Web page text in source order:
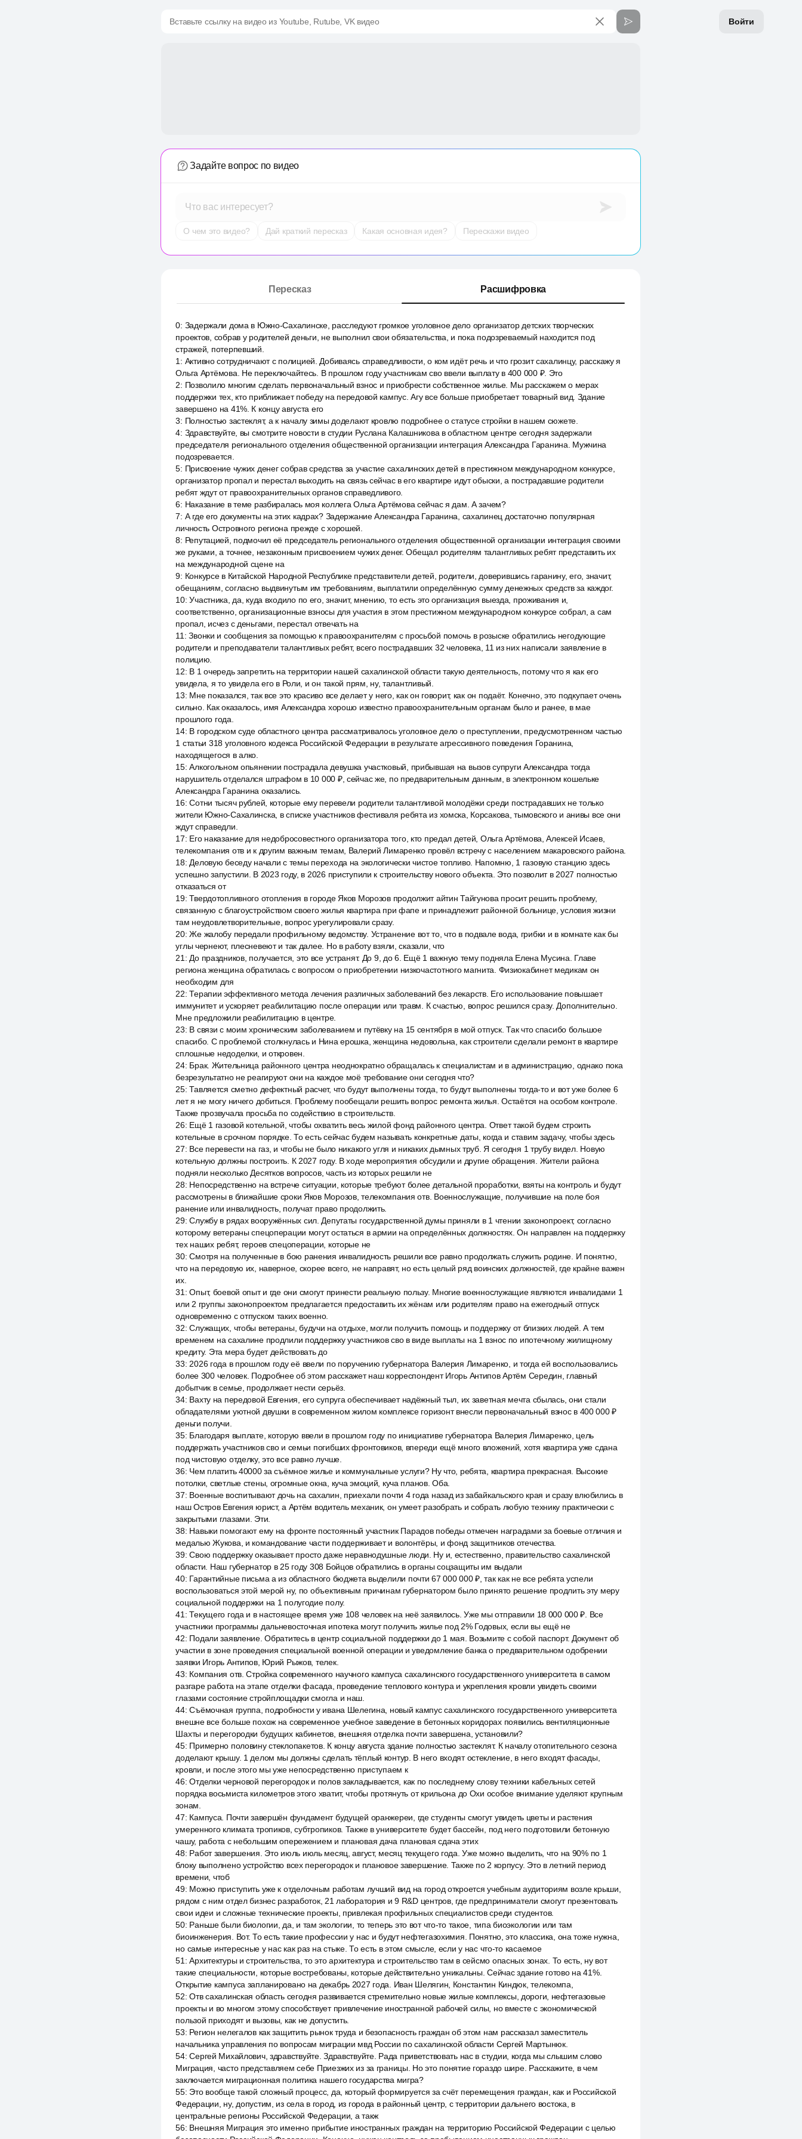
Войти
Вставьте ссылку на видео из Youtube, Rutube, VK видео
Задайте вопрос по видео
Что вас интересует?
О чем это видео? Дай краткий пересказ Какая основная идея? Перескажи видео
Пересказ Расшифровка
0: Задержали дома в Южно-Сахалинске, расследуют громкое уголовное дело организатор детских творческих
проектов, собрав у родителей деньги, не выполнил свои обязательства, и пока подозреваемый находится под
стражей, потерпевший.
1 : Активно сотрудничают с полицией. Добиваясь справедливости, о ком идёт речь и что грозит сахалинцу, расскажу я
Ольга Артёмова. Не переключайтесь. В прошлом году участникам сво ввели выплату в 400 000 ₽. Это
2: Позволило многим сделать первоначальный взнос и приобрести собственное жилье. Мы расскажем о мерах
поддержки тех, кто приближает победу на передовой кампус. Агу все больше приобретает товарный вид. Здание
завершено на 41%. К концу августа его
3: Полностью застеклят, а к началу зимы доделают кровлю подробнее о статусе стройки в нашем сюжете.
4: Здравствуйте, вы смотрите новости в студии Руслана Калашникова в областном центре сегодня задержали
председателя регионального отделения общественной организации интеграция Александра Гаранина. Мужчина
подозревается.
5: Присвоение чужих денег собрав средства за участие сахалинских детей в престижном международном конкурсе,
организатор пропал и перестал выходить на связь сейчас в его квартире идут обыски, а пострадавшие родители
ребят ждут от правоохранительных органов справедливого.
6: Наказание в теме разбиралась моя коллега Ольга Артёмова сейчас я дам. А зачем?
7: А где его документы на этих кадрах? Задержание Александра Гаранина, сахалинец достаточно популярная
личность Островного региона прежде с хорошей.
8: Репутацией, подмочил её председатель регионального отделения общественной организации интеграция своими
же руками, а точнее, незаконным присвоением чужих денег. Обещал родителям талантливых ребят представить их
на международной сцене на
9: Конкурсе в Китайской Народной Республике представители детей, родители, доверившись гаранину, его, значит,
обещаниям, согласно выдвинутым им требованиям, выплатили определённую сумму денежных средств за каждог.
10:Участника, да, куда входило по его, значит, мнению, то есть это организация выезда, проживания и,
соответственно, организационные взносы для участия в этом престижном международном конкурсе собрал, а сам
пропал, исчез с деньгами, перестал отвечать на
11 :Звонки и сообщения за помощью к правоохранителям с просьбой помочь в розыске обратились негодующие
родители и преподаватели талантливых ребят, всего пострадавших 32 человека, 11 из них написали заявление в
полицию.
12: В 1 очередь запретить на территории нашей сахалинской области такую деятельность, потому что я как его
увидела, я то увидела его в Роли, и он такой прям, ну, талантливый.
13: Мне показался, так все это красиво все делает у него, как он говорит, как он подаёт. Конечно, это подкупает очень
сильно. Как оказалось, имя Александра хорошо известно правоохранительным органам было и ранее, в мае
прошлого года.
14: В городском суде областного центра рассматривалось уголовное дело о преступлении, предусмотренном частью
1 статьи 318 уголовного кодекса Российской Федерации в результате агрессивного поведения Горанина,
находящегося в алко.
15:Алкогольном опьянении пострадала девушка участковый, прибывшая на вызов супруги Александра тогда
нарушитель отделался штрафом в 10 000 ₽, сейчас же, по предварительным данным, в электронном кошельке
Александра Гаранина оказались.
16:Сотни тысяч рублей, которые ему перевели родители талантливой молодёжи среди пострадавших не только
жители Южно-Сахалинска, в списке участников фестиваля ребята из хомска, Корсакова, тымовского и анивы все они
ждут справедли.
17: Его наказание для недобросовестного организатора того, кто предал детей, Ольга Артёмова, Алексей Исаев,
телекомпания отв и к другим важным темам, Валерий Лимаренко провёл встречу с населением макаровского района.
18: Деловую беседу начали с темы перехода на экологически чистое топливо. Напомню, 1 газовую станцию здесь
успешно запустили. В 2023 году, в 2026 приступили к строительству нового объекта. Это позволит в 2027 полностью
отказаться от
19:Твердотопливного отопления в городе Яков Морозов продолжит айтин Тайгунова просит решить проблему,
связанную с благоустройством своего жилья квартира при фапе и принадлежит районной больнице, условия жизни
там неудовлетворительные, вопрос урегулировали сразу.
20:Же жалобу передали профильному ведомству. Устранение вот то, что в подвале вода, грибки и в комнате как бы
углы чернеют, плесневеют и так далее. Но в работу взяли, сказали, что
21 : До праздников, получается, это все устранят. До 9, до 6. Ещё 1 важную тему подняла Елена Мусина. Главе
региона женщина обратилась с вопросом о приобретении низкочастотного магнита. Физиокабинет медикам он
необходим для
22:Терапии эффективного метода лечения различных заболеваний без лекарств. Его использование повышает
иммунитет и ускоряет реабилитацию после операции или травм. К счастью, вопрос решился сразу. Дополнительно.
Мне предложили реабилитацию в центре.
23: В связи с моим хроническим заболеванием и путёвку на 15 сентября в мой отпуск. Так что спасибо большое
спасибо. С проблемой столкнулась и Нина ерошка, женщина недовольна, как строители сделали ремонт в квартире
сплошные недоделки, и откровен.
24: Брак. Жительница районного центра неоднократно обращалась к специалистам и в администрацию, однако пока
безрезультатно не реагируют они на каждое моё требование они сегодня что?
25:Тавляется сметно дефектный расчет, что будут выполнены тогда, то будут выполнены тогда-то и вот уже более 6
лет я не могу ничего добиться. Проблему пообещали решить вопрос ремонта жилья. Остаётся на особом контроле.
Также прозвучала просьба по содействию в строительств.
26: Ещё 1 газовой котельной, чтобы охватить весь жилой фонд районного центра. Ответ такой будем строить
котельные в срочном порядке. То есть сейчас будем называть конкретные даты, когда и ставим задачу, чтобы здесь
27: Все перевести на газ, и чтобы не было никакого угля и никаких дымных труб. Я сегодня 1 трубу видел. Новую
котельную должны построить. К 2027 году. В ходе мероприятия обсудили и другие обращения. Жители района
подняли несколько Десятков вопросов, часть из которых решили не
28: Непосредственно на встрече ситуации, которые требуют более детальной проработки, взяты на контроль и будут
рассмотрены в ближайшие сроки Яков Морозов, телекомпания отв. Военнослужащие, получившие на поле боя
ранение или инвалидность, получат право продолжить.
29:Службу в рядах вооружённых сил. Депутаты государственной думы приняли в 1 чтении законопроект, согласно
которому ветераны спецоперации могут остаться в армии на определённых должностях. Он направлен на поддержку
тех наших ребят, героев спецоперации, которые не
30:Смотря на полученные в бою ранения инвалидность решили все равно продолжать служить родине. И понятно,
что на передовую их, наверное, скорее всего, не направят, но есть целый ряд воинских должностей, где крайне важен
их.
31 :Опыт, боевой опыт и где они смогут принести реальную пользу. Многие военнослужащие являются инвалидами 1
или 2 группы законопроектом предлагается предоставить их жёнам или родителям право на ежегодный отпуск
одновременно с отпуском таких военно.
32:Служащих, чтобы ветераны, будучи на отдыхе, могли получить помощь и поддержку от близких людей. А тем
временем на сахалине продлили поддержку участников сво в виде выплаты на 1 взнос по ипотечному жилищному
кредиту. Эта мера будет действовать до
33: 2026 года в прошлом году её ввели по поручению губернатора Валерия Лимаренко, и тогда ей воспользовались
более 300 человек. Подробнее об этом расскажет наш корреспондент Игорь Антипов Артём Середин, главный
добытчик в семье, продолжает нести серьёз.
34: Вахту на передовой Евгения, его супруга обеспечивает надёжный тыл, их заветная мечта сбылась, они стали
обладателями уютной двушки в современном жилом комплексе горизонт внесли первоначальный взнос в 400 000 ₽
деньги получи.
35: Благодаря выплате, которую ввели в прошлом году по инициативе губернатора Валерия Лимаренко, цель
поддержать участников сво и семьи погибших фронтовиков, впереди ещё много вложений, хотя квартира уже сдана
под чистовую отделку, это все равно лучше.
36: Чем платить 40000 за съёмное жилье и коммунальные услуги? Ну что, ребята, квартира прекрасная. Высокие
потолки, светлые стены, огромные окна, куча эмоций, куча планов. Оба.
37: Военные воспитывают дочь на сахалин, приехали почти 4 года назад из забайкальского края и сразу влюбились в
наш Остров Евгения юрист, а Артём водитель механик, он умеет разобрать и собрать любую технику практически с
закрытыми глазами. Эти.
38: Навыки помогают ему на фронте постоянный участник Парадов победы отмечен наградами за боевые отличия и
медалью Жукова, и командование части поддерживает и волонтёры, и фонд защитников отечества.
39:Свою поддержку оказывает просто даже неравнодушные люди. Ну и, естественно, правительство сахалинской
области. Наш губернатор в 25 году 308 Бойцов обратились в органы соцзащиты им выдали
40: Гарантийные письма а из областного бюджета выделили почти 67 000 000 ₽, так как не все ребята успели
воспользоваться этой мерой ну, по объективным причинам губернатором было принято решение продлить эту меру
социальной поддержки на 1 полугодие полу.
41 :Текущего года и в настоящее время уже 108 человек на неё заявилось. Уже мы отправили 18 000 000 ₽. Все
участники программы дальневосточная ипотека могут получить жилье под 2% Годовых, если вы ещё не
42: Подали заявление. Обратитесь в центр социальной поддержки до 1 мая. Возьмите с собой паспорт. Документ об
участии в зоне проведения специальной военной операции и уведомление банка о предварительном одобрении
заявки Игорь Антипов, Юрий Рыжов, телек.
43: Компания отв. Стройка современного научного кампуса сахалинского государственного университета в самом
разгаре работа на этапе отделки фасада, проведение теплового контура и укрепления кровли увидеть своими
глазами состояние стройплощадки смогла и наш.
44:Съёмочная группа, подробности у ивана Шелегина, новый кампус сахалинского государственного университета
внешне все больше похож на современное учебное заведение в бетонных коридорах появились вентиляционные
Шахты и перегородки будущих кабинетов, внешняя отделка почти завершена, установили?
45: Примерно половину стеклопакетов. К концу августа здание полностью застеклят. К началу отопительного сезона
доделают крышу. 1 делом мы должны сделать тёплый контур. В него входят остекление, в него входят фасады,
кровли, и после этого мы уже непосредственно приступаем к
46:Отделки черновой перегородок и полов закладывается, как по последнему слову техники кабельных сетей
порядка восьмиста километров этого хватит, чтобы протянуть от крильона до Охи особое внимание уделяют крупным
зонам.
47: Кампуса. Почти завершён фундамент будущей оранжереи, где студенты смогут увидеть цветы и растения
умеренного климата тропиков, субтропиков. Также в университете будет бассейн, под него подготовили бетонную
чашу, работа с небольшим опережением и плановая дача плановая сдача этих
48: Работ завершения. Это июль июль месяц, август, месяц текущего года. Уже можно выделить, что на 90% по 1
блоку выполнено устройство всех перегородок и плановое завершение. Также по 2 корпусу. Это в летний период
времени, чтоб
49: Можно приступить уже к отделочным работам лучший вид на город откроется учебным аудиториям возле крыши,
рядом с ним отдел бизнес разработок, 21 лаборатория и 9 R&D центров, где предприниматели смогут презентовать
свои идеи и сложные технические проекты, привлекая профильных специалистов среди студентов.
50: Раньше были биологии, да, и там экологии, то теперь это вот что-то такое, типа биоэкологии или там
биоинженерия. Вот. То есть такие профессии у нас и будут нефтегазохимия. Понятно, это классика, она тоже нужна,
но самые интересные у нас как раз на стыке. То есть в этом смысле, если у нас что-то касаемое
51 :Архитектуры и строительства, то это архитектура и строительство там в сейсмо опасных зонах. То есть, ну вот
такие специальности, которые востребованы, которые действительно уникальны. Сейчас здание готово на 41%.
Открытие кампуса запланировано на декабрь 2027 года. Иван Шелягин, Константин Киндюк, телекомпа,
52:Отв сахалинская область сегодня развивается стремительно новые жилые комплексы, дороги, нефтегазовые
проекты и во многом этому способствует привлечение иностранной рабочей силы, но вместе с экономической
пользой приходят и вызовы, как не допустить.
53: Регион нелегалов как защитить рынок труда и безопасность граждан об этом нам рассказал заместитель
начальника управления по вопросам миграции мвд России по сахалинской области Сергей Мартынюк.
54:Сергей Михайлович, здравствуйте. Здравствуйте. Рада приветствовать нас в студии, когда мы слышим слово
Миграция, часто представляем себе Приезжих из за границы. Но это понятие гораздо шире. Расскажите, в чем
заключается миграционная политика нашего государства мигра?
55: Это вообще такой сложный процесс, да, который формируется за счёт перемещения граждан, как и Российской
Федерации, ну, допустим, из села в город, из города в районный центр, с территории дальнего востока, в
центральные регионы Российской Федерации, а такж
56: Внешняя Миграция это именно прибытие иностранных граждан на территорию Российской Федерации с целью